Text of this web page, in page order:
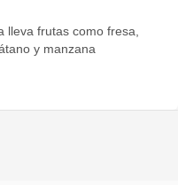
lleva frutas como fresa,
y manzana